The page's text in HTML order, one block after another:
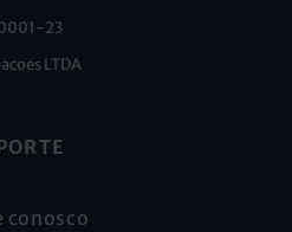
23
LTDA
conosco